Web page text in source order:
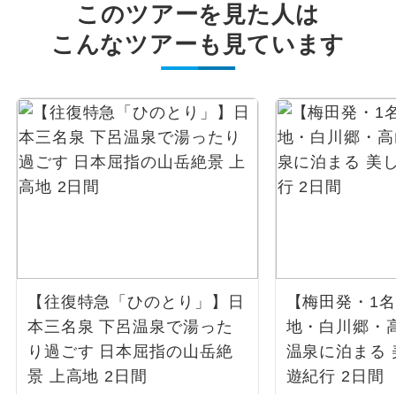
このツアーを見た人は
こんなツアーも見ています
【往復特急「ひのとり」】日
本三名泉 下呂温泉で湯った
り過ごす 日本屈指の山岳絶
景 上高地 2日間
【梅田発・1
地・白川郷・
温泉に泊まる
遊紀行 2日間